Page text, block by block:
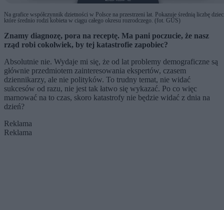
Na grafice współczynnik dzietności w Polsce na przestrzeni lat. Pokazuje średnią liczbę
które średnio rodzi kobieta w ciągu całego okresu rozrodczego. (fot. GUS)
Znamy diagnozę, pora na receptę. Ma pani poczucie, że nasz
rząd robi cokolwiek, by tej katastrofie zapobiec?
Absolutnie nie. Wydaje mi się, że od lat problemy demograficzne są
głównie przedmiotem zainteresowania ekspertów, czasem
dziennikarzy, ale nie polityków. To trudny temat, nie widać
sukcesów od razu, nie jest tak łatwo się wykazać. Po co więc
marnować na to czas, skoro katastrofy nie będzie widać z dnia na
dzień?
Reklama
Reklama